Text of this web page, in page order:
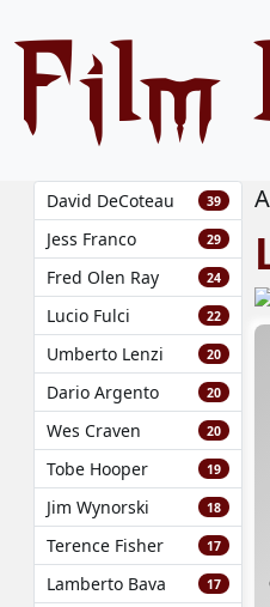
Film
David DeCoteau 39
Jess Franco 29
Fred Olen Ray 24
Lucio Fulci 22
Umberto Lenzi 20
Dario Argento 20
Wes Craven 20
Tobe Hooper 19
Jim Wynorski 18
Terence Fisher 17
Lamberto Bava 17